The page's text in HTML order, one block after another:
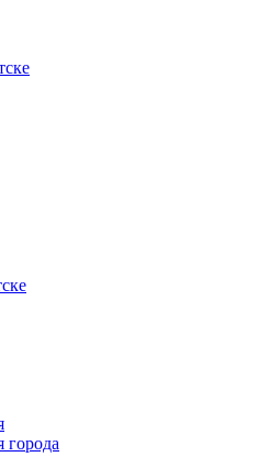
города